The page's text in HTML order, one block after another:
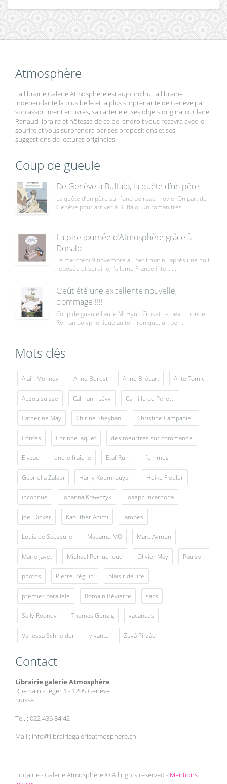
Atmosphère
La librairie Galerie Atmosphère est aujourd’hui la librairie
indépendante la plus belle et la plus surprenante de Genève par
son assortiment en livres, sa carterie et ses objets originaux. Claire
Renaud libraire et hôtesse de ce bel endroit vous recevra avec le
sourire et vous surprendra par ses propositions et ses
suggestions de lectures originales.
Coup de gueule
De Genève à Buffalo, la quête d’un père
La quête d’un père sur fond de road movie. On part de
Genève pour arriver à Buffalo. Un roman très ...
La pire journée d’Atmosphère grâce à
Donald
Le mercredi 9 novembre au petit matin, après une nuit
reposée et sereine, j’allume France inter, ...
C’eût été une excellente nouvelle,
dommage !!!!
Coup de gueule Laure Mi Hyun Croset Le beau monde
Roman polyphonique au ton ironique, un bel ...
Mots clés
Alain Monney Anne Berest Anne Brécart Ante Tomic
Auzou suisse Calmann Lévy Camille de Peretti
Catherine May Chirine Sheybani Christine Campadieu
Contes Corinne Jaquet des meurtres sur commande
Elyzad encre fraîche Etaf Rum femmes
Gabriella Zalapì Harry Koumrouyan Heike Fiedler
inconnue Johanna Krawczyk Joseph Incardona
Joël Dicker Kaouther Adimi lampes
Louis de Saussure Madame MO Marc Aymon
Marie Javet Michaël Perruchoud Olivier May Paulsen
photos Pierre Béguin plaisir de lire
premier parallèle Romain Bévierre sacs
Sally Rooney Thomas Gunzig vacances
Vanessa Schneider vivante Zoyâ Pirzâd
Contact
Librairie galerie Atmosphère
Rue Saint-Léger 1 - 1205 Genève
Suisse
Tel. : 022 436 84 42
Mail : info@librairiegalerieatmosphere.ch
Librairie - Galerie Atmosphère © All rights reserved - Mentions